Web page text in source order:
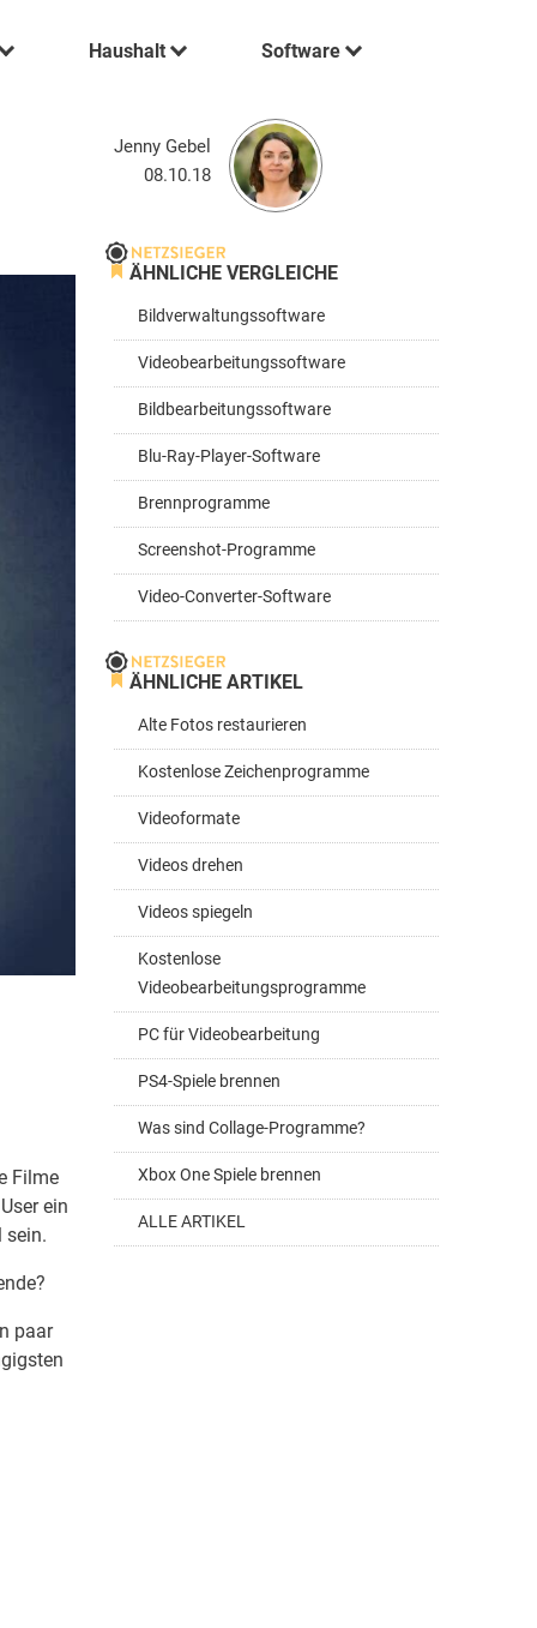
Haushalt Software
Filme
ein
sein.
paar
Jenny Gebel
08.10.18
ÄHNLICHE VERGLEICHE
Bildverwaltungssoftware
Videobearbeitungssoftware
Bildbearbeitungssoftware
Blu-Ray-Player-Software
Brennprogramme
Screenshot-Programme
Video-Converter-Software
ÄHNLICHE ARTIKEL
Alte Fotos restaurieren
Kostenlose Zeichenprogramme
Videoformate
Videos drehen
Videos spiegeln
Kostenlose
Videobearbeitungsprogramme
PC für Videobearbeitung
PS4-Spiele brennen
Was sind Collage-Programme?
Xbox One Spiele brennen
ALLE ARTIKEL